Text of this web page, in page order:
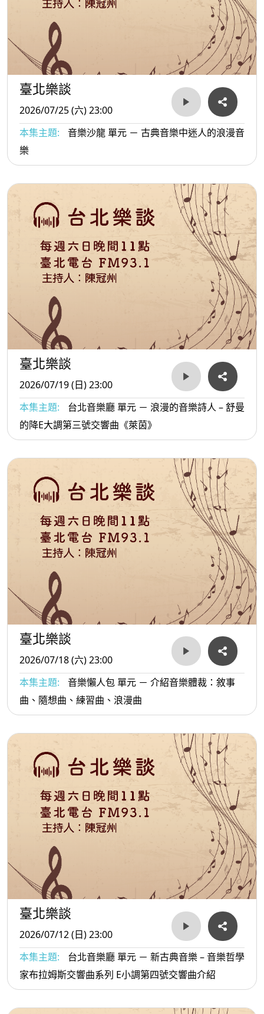
臺北樂談
2026/07/25 (六) 23:00
本集主題:
音樂沙龍 單元 － 古典音樂中迷人的浪漫音
樂
臺北樂談
2026/07/19 (日) 23:00
本集主題:
台北音樂廳 單元 － 浪漫的音樂詩人 – 舒曼
的降E大調第三號交響曲《萊茵》
臺北樂談
2026/07/18 (六) 23:00
本集主題:
音樂懶人包 單元 － 介紹音樂體裁：敘事
曲、隨想曲、練習曲、浪漫曲
臺北樂談
2026/07/12 (日) 23:00
本集主題:
台北音樂廳 單元 － 新古典音樂 – 音樂哲學
家布拉姆斯交響曲系列 E小調第四號交響曲介紹